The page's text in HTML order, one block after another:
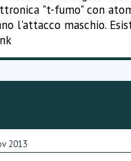
"t-fumo" con
l'attacco maschio.
2013